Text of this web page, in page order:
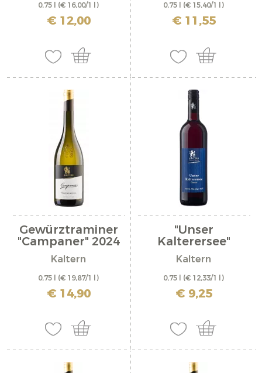
0,75 l (€ 16,00/1 l)
inkl. MwSt. zzgl. Versandkosten
€ 12,00
0,75 l (€ 15,40/1 l)
inkl. MwSt. zzgl. Versandkosten
€ 11,55
Gewürztraminer
"Campaner" 2024
Kaltern
0,75 l (€ 19,87/1 l)
inkl. MwSt. zzgl. Versandkosten
€ 14,90
"Unser
Kalterersee"
classico...
Kaltern
0,75 l (€ 12,33/1 l)
inkl. MwSt. zzgl. Versandkosten
€ 9,25